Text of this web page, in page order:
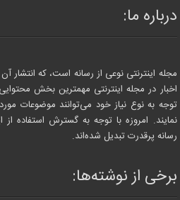
درباره ما:
مجله اینترنتی نوعی از رسانه است، که انتشار
اخبار در مجله اینترنتی مهمترین بخش
توجه به نوع نیاز خود می‌توانند موضوعات
نمایند. امروزه با توجه به گسترش استفاده از
رسانه پرقدرت تبدیل شده‌اند.
برخی از نوشته‌ها: